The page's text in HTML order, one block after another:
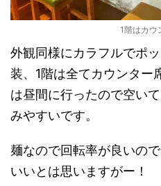
1階はカウ
外観同様にカラフルでポ
装、1階は全てカウンター
は昼間に行ったので空い
みやすいです。
麺なので回転率が良いの
いいとは思いますがー！